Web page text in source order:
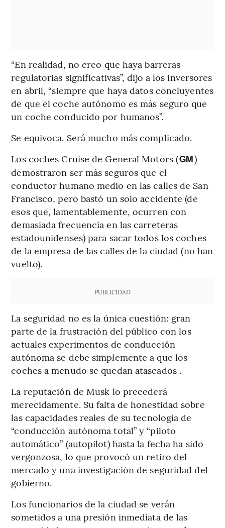
“En realidad, no creo que haya barreras
regulatorias significativas”, dijo a los inversores
en abril, “siempre que haya datos concluyentes
de que el coche autónomo es más seguro que
un coche conducido por humanos”.
Se equivoca. Será mucho más complicado.
Los coches Cruise de General Motors (GM)
demostraron ser más seguros que el
conductor humano medio en las calles de San
Francisco, pero bastó un solo accidente (de
esos que, lamentablemente, ocurren con
demasiada frecuencia en las carreteras
estadounidenses) para sacar todos los coches
de la empresa de las calles de la ciudad (no han
vuelto).
PUBLICIDAD
La seguridad no es la única cuestión: gran
parte de la frustración del público con los
actuales experimentos de conducción
autónoma se debe simplemente a que los
coches a menudo se quedan atascados .
La reputación de Musk lo precederá
merecidamente. Su falta de honestidad sobre
las capacidades reales de su tecnología de
“conducción autónoma total” y “piloto
automático” (autopilot) hasta la fecha ha sido
vergonzosa, lo que provocó un retiro del
mercado y una investigación de seguridad del
gobierno.
Los funcionarios de la ciudad se verán
sometidos a una presión inmediata de las